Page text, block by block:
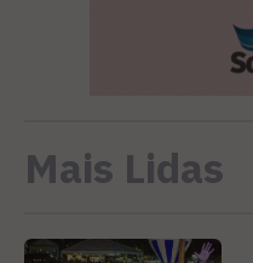
Mais Lidas